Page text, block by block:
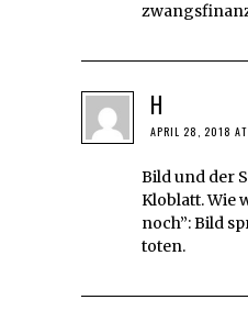
H
APRIL 28, 2018
Bild und der
Kloblatt. Wie
noch”: Bild
toten.